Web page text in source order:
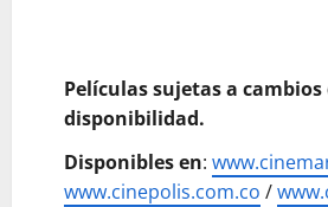
Películas sujetas a
disponibilidad.
Disponibles en:
www.cinepolis.com.co /